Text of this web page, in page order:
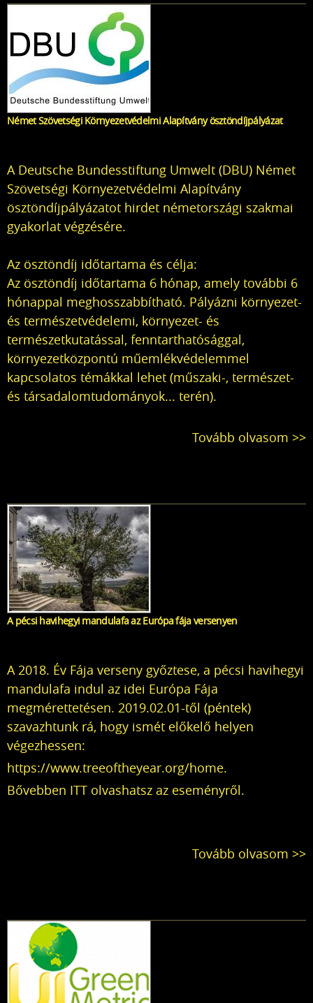
Német Szövetségi Környezetvédelmi Alapítvány ösztöndíjpályázat
A Deutsche Bundesstiftung Umwelt (DBU) Német
Szövetségi Környezetvédelmi Alapítvány
ösztöndíjpályázatot hirdet németországi szakmai
gyakorlat végzésére.
Az ösztöndíj időtartama és célja:
Az ösztöndíj időtartama 6 hónap, amely további 6
hónappal meghosszabbítható. Pályázni környezet-
és természetvédelemi, környezet- és
természetkutatással, fenntarthatósággal,
környezetközpontú műemlékvédelemmel
kapcsolatos témákkal lehet (műszaki-, természet-
és társadalomtudományok... terén).
Tovább olvasom >>
A pécsi havihegyi mandulafa az Európa fája versenyen
A 2018. Év Fája verseny győztese, a pécsi havihegyi
mandulafa indul az idei Európa Fája
megmérettetésen. 2019.02.01-től (péntek)
szavazhtunk rá, hogy ismét előkelő helyen
végezhessen:
https://www.treeoftheyear.org/home.
Bővebben ITT olvashatsz az eseményről.
Tovább olvasom >>